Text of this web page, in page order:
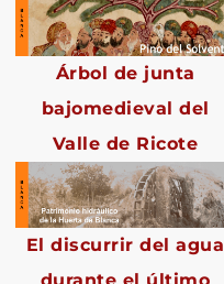
Árbol de junta
bajomedieval del
Valle de Ricote
El discurrir del agua